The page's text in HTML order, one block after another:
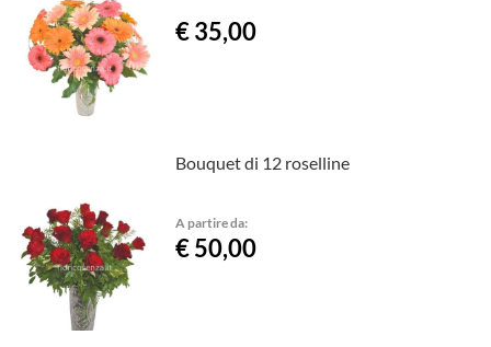
€ 35,00
Bouquet di 12 roselline
A partire da:
€ 50,00